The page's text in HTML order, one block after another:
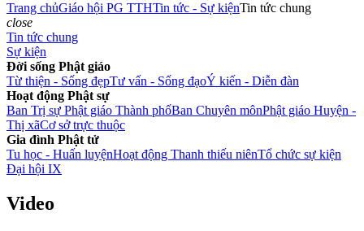
Trang chủGiáo hội PG TTHTin tức - Sự kiệnTin tức chung
close
Tin tức chung
Sự kiện
Đời sống Phật giáo
Từ thiện - Sống đẹpTư vấn - Sống đạoÝ kiến - Diễn đàn
Hoạt động Phật sự
Ban Trị sự Phật giáo Thành phốBan Chuyên mônPhật giáo Huyện -
Thị xãCơ sở trực thuộc
Gia đình Phật tử
Tu học - Huấn luyệnHoạt động Thanh thiếu niênTổ chức sự kiện
Đại hội IX
Video